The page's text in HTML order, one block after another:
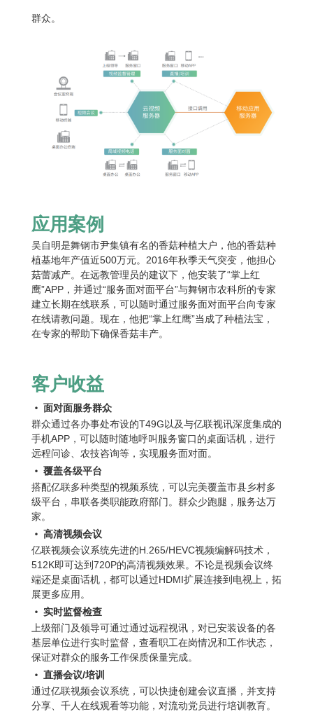
群众。
应用案例
吴自明是舞钢市尹集镇有名的香菇种植大户，他的香菇种
植基地年产值近500万元。2016年秋季天气突变，他担心
菇蕾减产。在远教管理员的建议下，他安装了“掌上红
鹰”APP，并通过“服务面对面平台”与舞钢市农科所的专家
建立长期在线联系，可以随时通过服务面对面平台向专家
在线请教问题。现在，他把“掌上红鹰”当成了种植法宝，
在专家的帮助下确保香菇丰产。
客户收益
• 面对面服务群众
群众通过各办事处布设的T49G以及与亿联视讯深度集成的
手机APP，可以随时随地呼叫服务窗口的桌面话机，进行
远程问诊、农技咨询等，实现服务面对面。
• 覆盖各级平台
搭配亿联多种类型的视频系统，可以完美覆盖市县乡村多
级平台，串联各类职能政府部门。群众少跑腿，服务达万
家。
• 高清视频会议
亿联视频会议系统先进的H.265/HEVC视频编解码技术，
512K即可达到720P的高清视频效果。不论是视频会议终
端还是桌面话机，都可以通过HDMI扩展连接到电视上，拓
展更多应用。
• 实时监督检查
上级部门及领导可通过通过远程视讯，对已安装设备的各
基层单位进行实时监督，查看职工在岗情况和工作状态，
保证对群众的服务工作保质保量完成。
• 直播会议/培训
通过亿联视频会议系统，可以快捷创建会议直播，并支持
分享、千人在线观看等功能，对流动党员进行培训教育。